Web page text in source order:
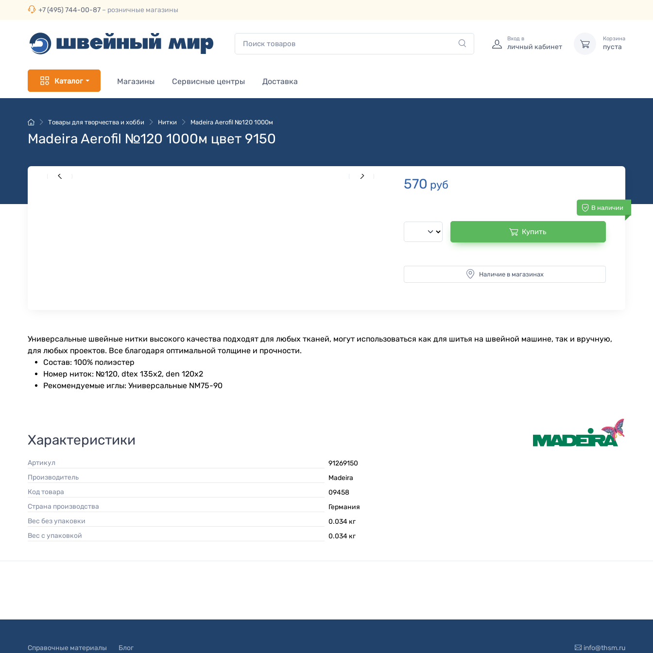
+7 (495) 744-00-87 – розничные магазины
Вход в
личный кабинет
Корзина
пуста
Каталог Магазины Сервисные центры Доставка
Товары для творчества и хобби Нитки Madeira Aerofil №120 1000м
Madeira Aerofil №120 1000м цвет 9150
570 руб
В наличии
Купить
Наличие в магазинах
Универсальные швейные нитки высокого качества подходят для любых тканей, могут использоваться как для шитья на швейной машине, так и вручную,
для любых проектов. Все благодаря оптимальной толщине и прочности.
Состав: 100% полиэстер
Номер ниток: №120, dtex 135x2, den 120x2
Рекомендуемые иглы: Универсальные NM75-90
Характеристики
Артикул
91269150
Производитель
Madeira
Код товара
09458
Страна производства
Германия
Вес без упаковки
0.034 кг
Вес с упаковкой
0.034 кг
Справочные материалы Блог info@thsm.ru